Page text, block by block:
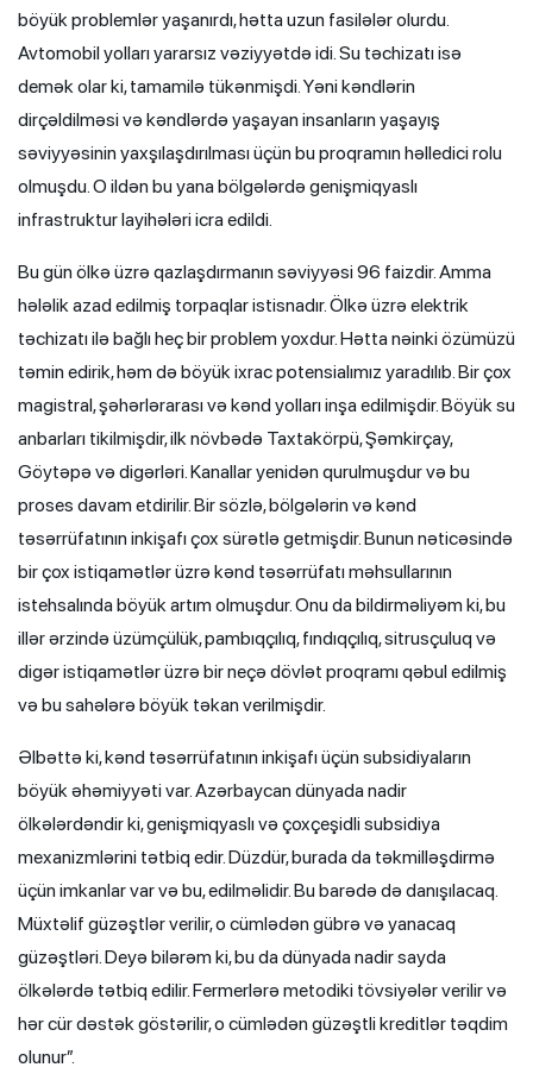
böyük problemlər yaşanırdı, hətta uzun fasilələr olurdu.
Avtomobil yolları yararsız vəziyyətdə idi. Su təchizatı isə
demək olar ki, tamamilə tükənmişdi. Yəni kəndlərin
dirçəldilməsi və kəndlərdə yaşayan insanların yaşayış
səviyyəsinin yaxşılaşdırılması üçün bu proqramın həlledici rolu
olmuşdu. O ildən bu yana bölgələrdə genişmiqyaslı
infrastruktur layihələri icra edildi.
Bu gün ölkə üzrə qazlaşdırmanın səviyyəsi 96 faizdir. Amma
hələlik azad edilmiş torpaqlar istisnadır. Ölkə üzrə elektrik
təchizatı ilə bağlı heç bir problem yoxdur. Hətta nəinki özümüzü
təmin edirik, həm də böyük ixrac potensialımız yaradılıb. Bir çox
magistral, şəhərlərarası və kənd yolları inşa edilmişdir. Böyük su
anbarları tikilmişdir, ilk növbədə Taxtakörpü, Şəmkirçay,
Göytəpə və digərləri. Kanallar yenidən qurulmuşdur və bu
proses davam etdirilir. Bir sözlə, bölgələrin və kənd
təsərrüfatının inkişafı çox sürətlə getmişdir. Bunun nəticəsində
bir çox istiqamətlər üzrə kənd təsərrüfatı məhsullarının
istehsalında böyük artım olmuşdur. Onu da bildirməliyəm ki, bu
illər ərzində üzümçülük, pambıqçılıq, fındıqçılıq, sitrusçuluq və
digər istiqamətlər üzrə bir neçə dövlət proqramı qəbul edilmiş
və bu sahələrə böyük təkan verilmişdir.
Əlbəttə ki, kənd təsərrüfatının inkişafı üçün subsidiyaların
böyük əhəmiyyəti var. Azərbaycan dünyada nadir
ölkələrdəndir ki, genişmiqyaslı və çoxçeşidli subsidiya
mexanizmlərini tətbiq edir. Düzdür, burada da təkmilləşdirmə
üçün imkanlar var və bu, edilməlidir. Bu barədə də danışılacaq.
Müxtəlif güzəştlər verilir, o cümlədən gübrə və yanacaq
güzəştləri. Deyə bilərəm ki, bu da dünyada nadir sayda
ölkələrdə tətbiq edilir. Fermerlərə metodiki tövsiyələr verilir və
hər cür dəstək göstərilir, o cümlədən güzəştli kreditlər təqdim
olunur”.